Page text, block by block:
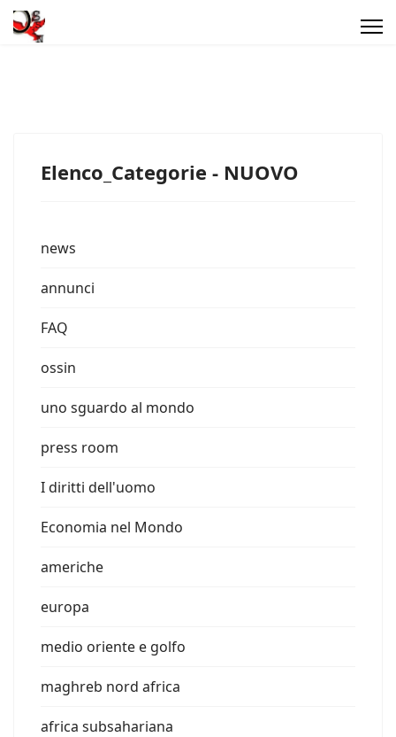
Elenco_Categorie - NUOVO
news
annunci
FAQ
ossin
uno sguardo al mondo
press room
I diritti dell'uomo
Economia nel Mondo
americhe
europa
medio oriente e golfo
maghreb nord africa
africa subsahariana